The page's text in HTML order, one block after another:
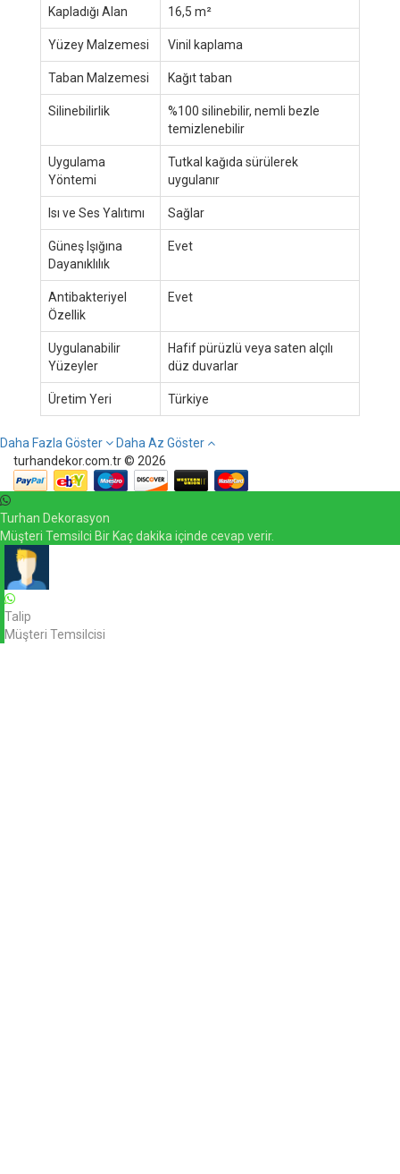
Kapladığı Alan 16,5 m²
Yüzey Malzemesi Vinil kaplama
Taban Malzemesi Kağıt taban
Silinebilirlik
%100 silinebilir, nemli bezle
temizlenebilir
Uygulama
Yöntemi
Tutkal kağıda sürülerek
uygulanır
Isı ve Ses Yalıtımı Sağlar
Güneş Işığına
Dayanıklılık
Evet
Antibakteriyel
Özellik
Evet
Uygulanabilir
Yüzeyler
Hafif pürüzlü veya saten alçılı
düz duvarlar
Üretim Yeri Türkiye
Daha Fazla Göster
Daha Az Göster
turhandekor.com.tr © 2026
Turhan Dekorasyon
Müşteri Temsilci Bir Kaç dakika içinde cevap verir.
Talip
Müşteri Temsilcisi